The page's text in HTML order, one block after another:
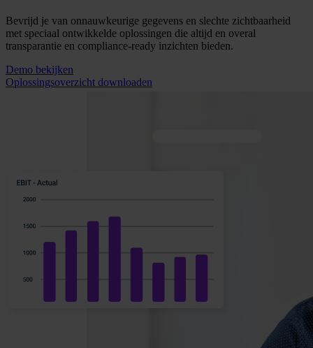
Bevrijd je van onnauwkeurige gegevens en slechte zichtbaarheid
met speciaal ontwikkelde oplossingen die altijd en overal
transparantie en compliance-ready inzichten bieden.
Demo bekijken
Oplossingsoverzicht downloaden